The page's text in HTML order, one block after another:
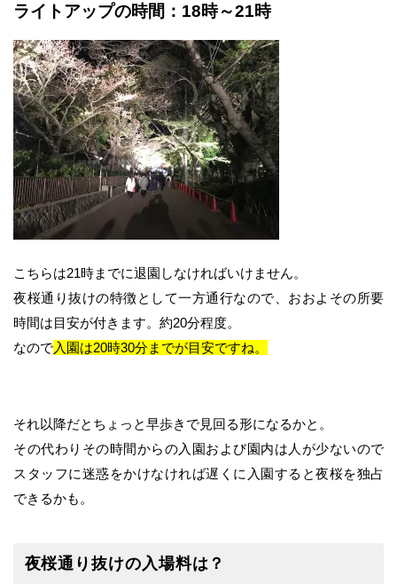
ライトアップの時間：18時～21時
こちらは21時までに退園しなければいけません。
夜桜通り抜けの特徴として一方通行なので、おおよその所要
時間は目安が付きます。約20分程度。
なので入園は20時30分までが目安ですね。
それ以降だとちょっと早歩きで見回る形になるかと。
その代わりその時間からの入園および園内は人が少ないので
スタッフに迷惑をかけなければ遅くに入園すると夜桜を独占
できるかも。
夜桜通り抜けの入場料は？